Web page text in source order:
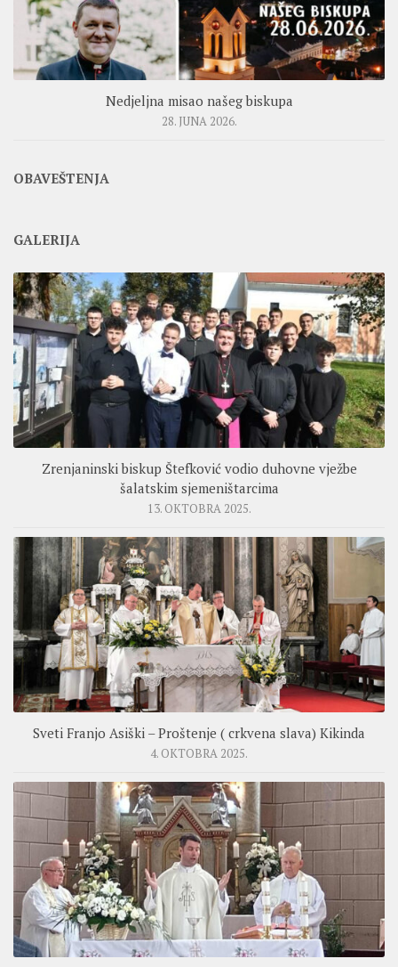
Nedjeljna misao našeg biskupa
28. JUNA 2026.
OBAVEŠTENJA
GALERIJA
Zrenjaninski biskup Štefković vodio duhovne vježbe
šalatskim sjemeništarcima
13. OKTOBRA 2025.
Sveti Franjo Asiški – Proštenje ( crkvena slava) Kikinda
4. OKTOBRA 2025.